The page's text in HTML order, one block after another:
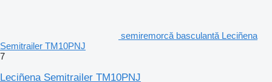
semiremorcă basculantă Leciñena
Semitrailer TM10PNJ
7
Leciñena Semitrailer TM10PNJ